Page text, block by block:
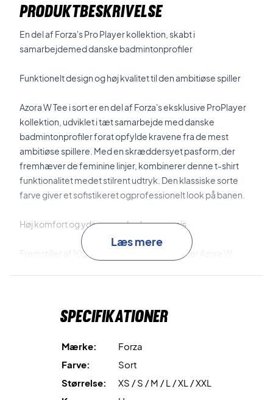
PRODUKTBESKRIVELSE
En del af Forza's Pro Player kollektion, skabt i
samarbejdemed danske badmintonprofiler
Funktionelt design og høj kvalitet til den ambitiøse spiller
Azora W Tee i sort er en del af Forza's eksklusive ProPlayer
kollektion, udviklet i tæt samarbejde med danske
badmintonprofiler forat opfylde kravene fra de mest
ambitiøse spillere. Med en skræddersyet pasform,der
fremhæver de feminine linjer, kombinerer denne t-shirt
funktionalitet medet stilrent udtryk. Den klassiske sorte
farve giver et sofistikeret ogprofessionelt look på banen.
Høj komfort og ydeevne uden kompromis
Fremstillet af 100% genanvendt polyester, er Azora W
tør og komfortabel under intense kampe, så du
Læs mere
Specifikationer
Mærke:
Forza
Farve:
Sort
Størrelse:
XS / S / M / L / XL / XXL